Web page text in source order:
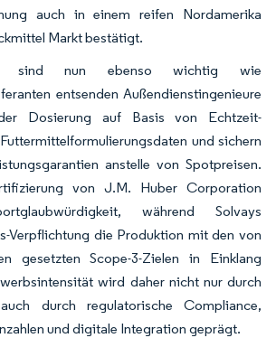
auch in einem reifen Nordamerika
Markt bestätigt.
sind nun ebenso wichtig wie
entsenden Außendienstingenieure
Dosierung auf Basis von Echtzeit-
und sichern
anstelle von Spotpreisen.
von J.M. Huber Corporation
während Solvays
Verpflichtung die Produktion mit den von
gesetzten Scope-3-Zielen in Einklang
wird daher nicht nur durch
durch regulatorische Compliance,
und digitale Integration geprägt.